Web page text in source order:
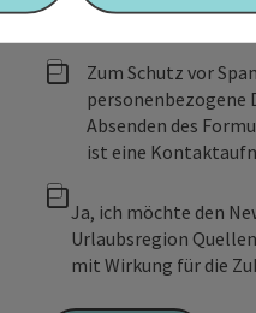
Zum Schutz vor
personenbezogene
Absenden des
ist eine
Ja, ich möchte den
Urlaubsregion
mit Wirkung für die